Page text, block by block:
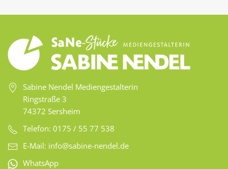
Sabine Nendel Mediengestalterin
Ringstraße 3
74372 Sersheim
Telefon: 0175 / 55 77 538
E-Mail: info@sabine-nendel.de
WhatsApp